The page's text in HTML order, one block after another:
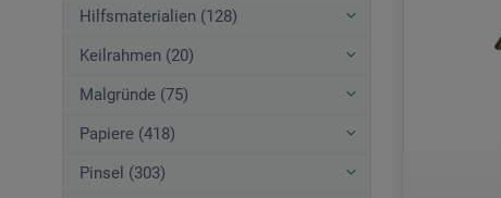
Hilfsmaterialien (128)
Keilrahmen (20)
Malgründe (75)
Papiere (418)
Pinsel (303)